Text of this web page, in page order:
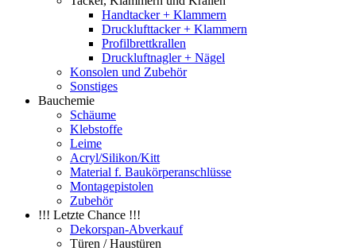
Handtacker + Klammern
Drucklufttacker + Klammern
Profilbrettkrallen
Druckluftnagler + Nägel
Konsolen und Zubehör
Sonstiges
Bauchemie
Schäume
Klebstoffe
Leime
Acryl/Silikon/Kitt
Material f. Baukörperanschlüsse
Montagepistolen
Zubehör
!!! Letzte Chance !!!
Dekorspan-Abverkauf
Türen / Haustüren